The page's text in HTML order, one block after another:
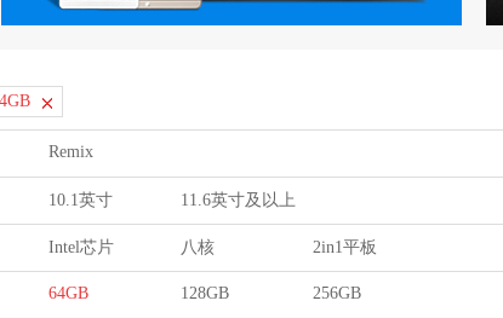
Remix
10.1英寸 11.6英寸及以上
Intel芯片 八核 2in1平板
64GB 128GB 256GB